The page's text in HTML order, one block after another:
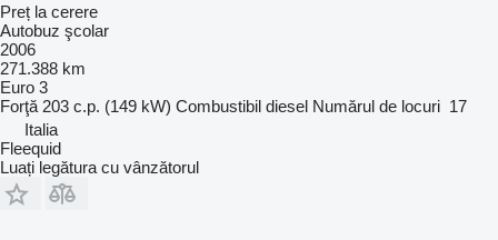
Preț la cerere
Autobuz şcolar
2006
271.388 km
Euro 3
Forţă 203 c.p. (149 kW) Combustibil diesel Numărul de locuri 17
Italia
Fleequid
Luați legătura cu vânzătorul